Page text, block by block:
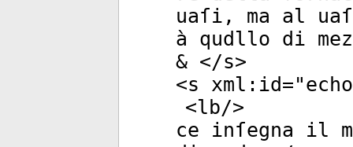
uaſi, ma al
à qudllo di
& </s>
<s xml:id="
<lb/>
ce inſegna il